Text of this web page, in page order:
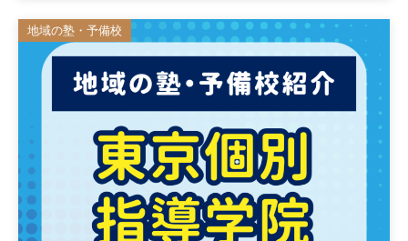
地域の塾・予備校